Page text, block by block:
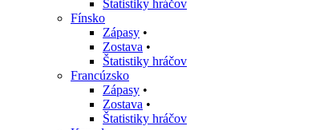
Štatistiky hráčov
Fínsko
Zápasy •
Zostava •
Štatistiky hráčov
Francúzsko
Zápasy •
Zostava •
Štatistiky hráčov